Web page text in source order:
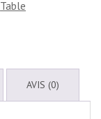
Table
AVIS (0)